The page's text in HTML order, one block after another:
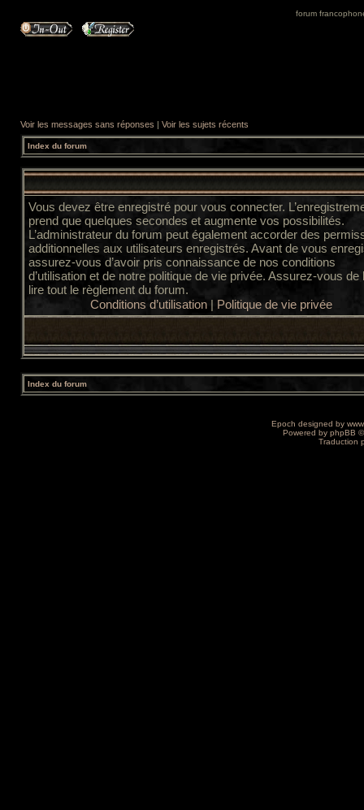
forum
Voir les messages sans réponses | Voir les sujets récents
Index du forum
Vous devez être enregistré pour vous connecter.
prend que quelques secondes et augmente vos possibilités.
L’administrateur du forum peut également accorder des
additionnelles aux utilisateurs enregistrés. Avant de vous
assurez-vous d’avoir pris connaissance de nos conditions
d’utilisation et de notre politique de vie privée. Assurez-vous de
lire tout le règlement du forum.
Conditions d’utilisation| Politique de vie privée
Index du forum
Epoch designed by
Powered by phpBB
Traduction